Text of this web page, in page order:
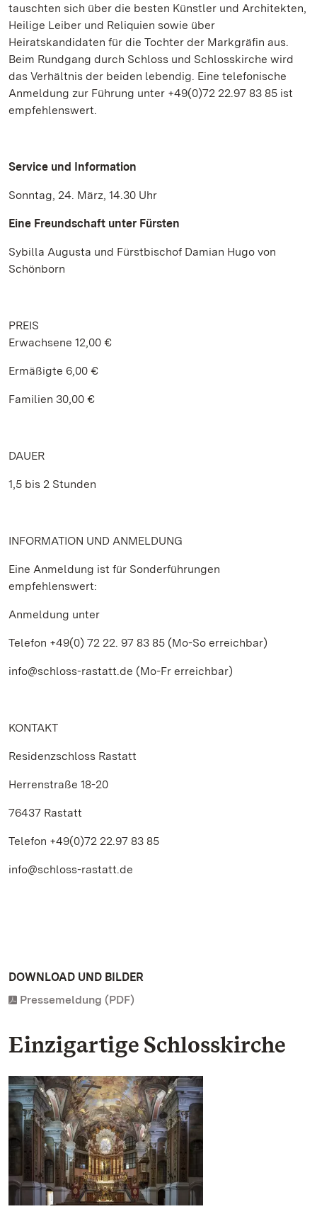
tauschten sich über die besten Künstler und Architekten,
Heilige Leiber und Reliquien sowie über
Heiratskandidaten für die Tochter der Markgräfin aus.
Beim Rundgang durch Schloss und Schlosskirche wird
das Verhältnis der beiden lebendig. Eine telefonische
Anmeldung zur Führung unter +49(0)72 22.97 83 85 ist
empfehlenswert.
Service und Information
Sonntag, 24. März, 14.30 Uhr
Eine Freundschaft unter Fürsten
Sybilla Augusta und Fürstbischof Damian Hugo von
Schönborn
PREIS
Erwachsene 12,00 €
Ermäßigte 6,00 €
Familien 30,00 €
DAUER
1,5 bis 2 Stunden
INFORMATION UND ANMELDUNG
Eine Anmeldung ist für Sonderführungen
empfehlenswert:
Anmeldung unter
Telefon +49(0) 72 22. 97 83 85 (Mo-So erreichbar)
info@schloss-rastatt.de (Mo-Fr erreichbar)
KONTAKT
Residenzschloss Rastatt
Herrenstraße 18-20
76437 Rastatt
Telefon +49(0)72 22.97 83 85
info@schloss-rastatt.de
DOWNLOAD UND BILDER
Pressemeldung (PDF)
Einzigartige Schlosskirche